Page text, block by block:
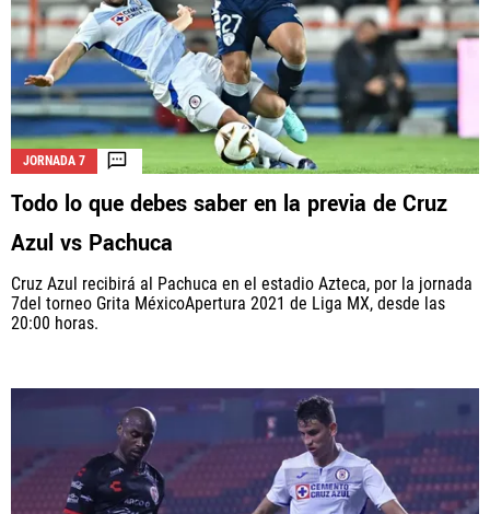
JORNADA 7
Todo lo que debes saber en la previa de Cruz
Azul vs Pachuca
Cruz Azul recibirá al Pachuca en el estadio Azteca, por la jornada
7del torneo Grita MéxicoApertura 2021 de Liga MX, desde las
20:00 horas.